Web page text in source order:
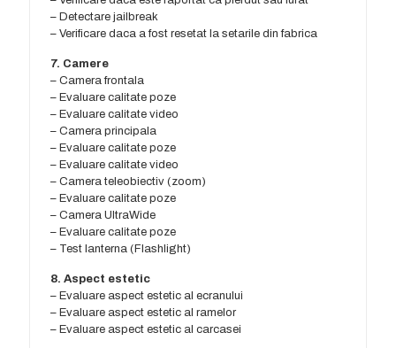
– Detectare jailbreak
– Verificare daca a fost resetat la setarile din fabrica
7. Camere
– Camera frontala
– Evaluare calitate poze
– Evaluare calitate video
– Camera principala
– Evaluare calitate poze
– Evaluare calitate video
– Camera teleobiectiv (zoom)
– Evaluare calitate poze
– Camera UltraWide
– Evaluare calitate poze
– Test lanterna (Flashlight)
8. Aspect estetic
– Evaluare aspect estetic al ecranului
– Evaluare aspect estetic al ramelor
– Evaluare aspect estetic al carcasei